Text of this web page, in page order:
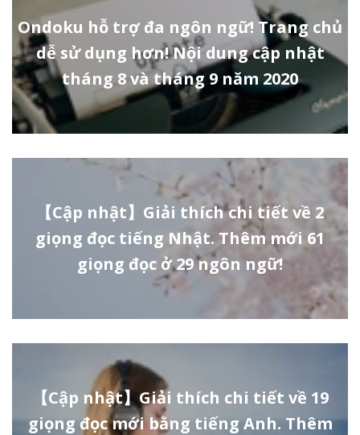
Ondoku hỗ trợ đa ngôn ngữ! Trang chủ
dễ sử dụng hơn! Nội dung cập nhật
tháng 8 và tháng 9 năm 2020
【Cập nhật】Giải thích chi tiết về 2
giọng đọc tiếng Nhật. Thêm mới 61
giọng đọc ở 29 ngôn ngữ!
【Cập nhật】Giải thích chi tiết về 19
giọng đọc mới bằng tiếng Anh. Thêm